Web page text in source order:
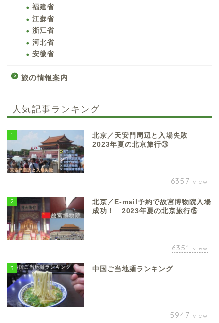
福建省
江蘇省
浙江省
河北省
安徽省
旅の情報案内
人気記事ランキング
1
北京／天安門周辺と入場失敗
2023年夏の北京旅行③
6357 view
2
北京／E-mail予約で故宮博物院入場
成功！ 2023年夏の北京旅行⑮
6351 view
3 中国ご当地麺ランキング
5947 view